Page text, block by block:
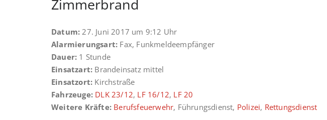
Zimmerbrand
Datum: 27. Juni 2017 um 9:12 Uhr
Alarmierungsart: Fax, Funkmeldeempfänger
Dauer: 1 Stunde
Einsatzart: Brandeinsatz mittel
Einsatzort: Kirchstraße
Fahrzeuge: DLK 23/12, LF 16/12, LF 20
Weitere Kräfte: Berufsfeuerwehr, Führungsdienst, Polizei, Rettungsdienst